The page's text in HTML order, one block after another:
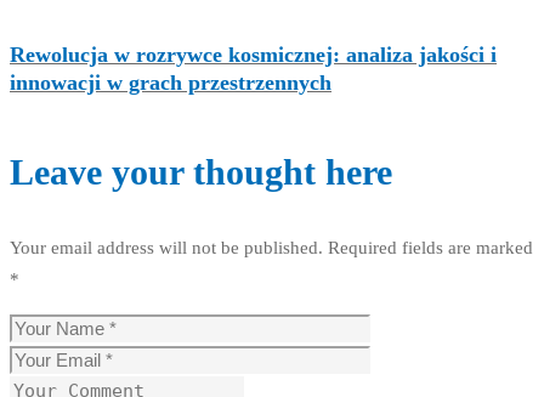
Rewolucja w rozrywce kosmicznej: analiza jakości i
innowacji w grach przestrzennych
Leave your thought here
Your email address will not be published. Required fields are marked
*